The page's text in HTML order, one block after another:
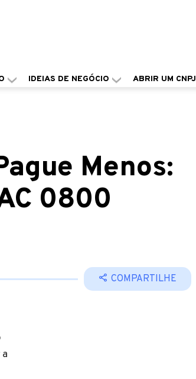
IDEIAS DE NEGÓCIO ABRIR UM CNPJ
Menos:
0800
COMPARTILHE